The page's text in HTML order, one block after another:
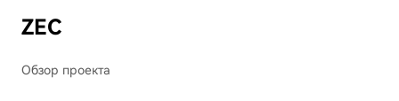
ZEC
Обзор проекта